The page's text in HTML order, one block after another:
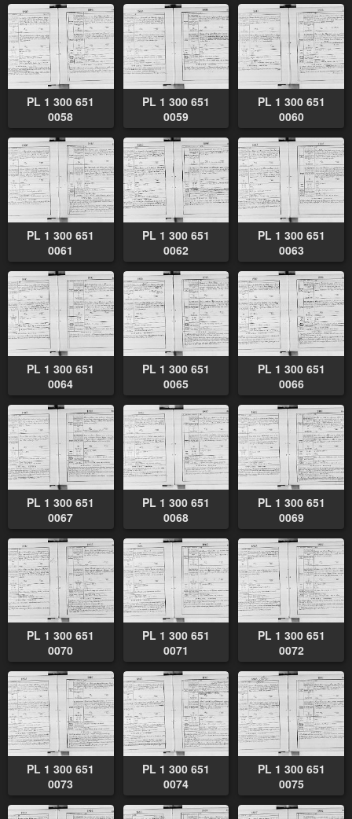
PL 1 300 651
0058
PL 1 300 651
0059
PL 1 300 651
0060
PL 1 300 651
0061
PL 1 300 651
0062
PL 1 300 651
0063
PL 1 300 651
0064
PL 1 300 651
0065
PL 1 300 651
0066
PL 1 300 651
0067
PL 1 300 651
0068
PL 1 300 651
0069
PL 1 300 651
0070
PL 1 300 651
0071
PL 1 300 651
0072
PL 1 300 651
0073
PL 1 300 651
0074
PL 1 300 651
0075